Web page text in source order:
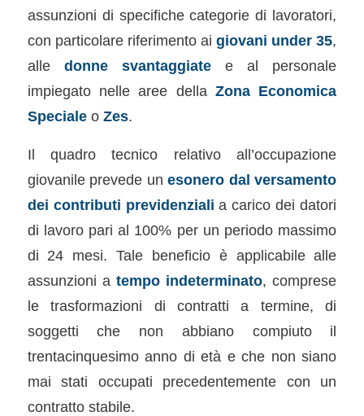
assunzioni di specifiche categorie di lavoratori,
con particolare riferimento aigiovani under 35,
alle donne svantaggiatee al personale
impiegato nelle aree dellaZona Economica
Specialeo Zes.
Il quadro tecnico relativo all’occupazione
giovanile prevede unesonero dal versamento
dei contributi previdenziali a carico dei datori
di lavoro pari al 100% per un periodo massimo
di 24 mesi. Tale beneficio è applicabile alle
assunzioni a tempo indeterminato, comprese
le trasformazioni di contratti a termine, di
soggetti che non abbiano compiuto il
trentacinquesimo anno di età e che non siano
mai stati occupati precedentemente con un
contratto stabile.